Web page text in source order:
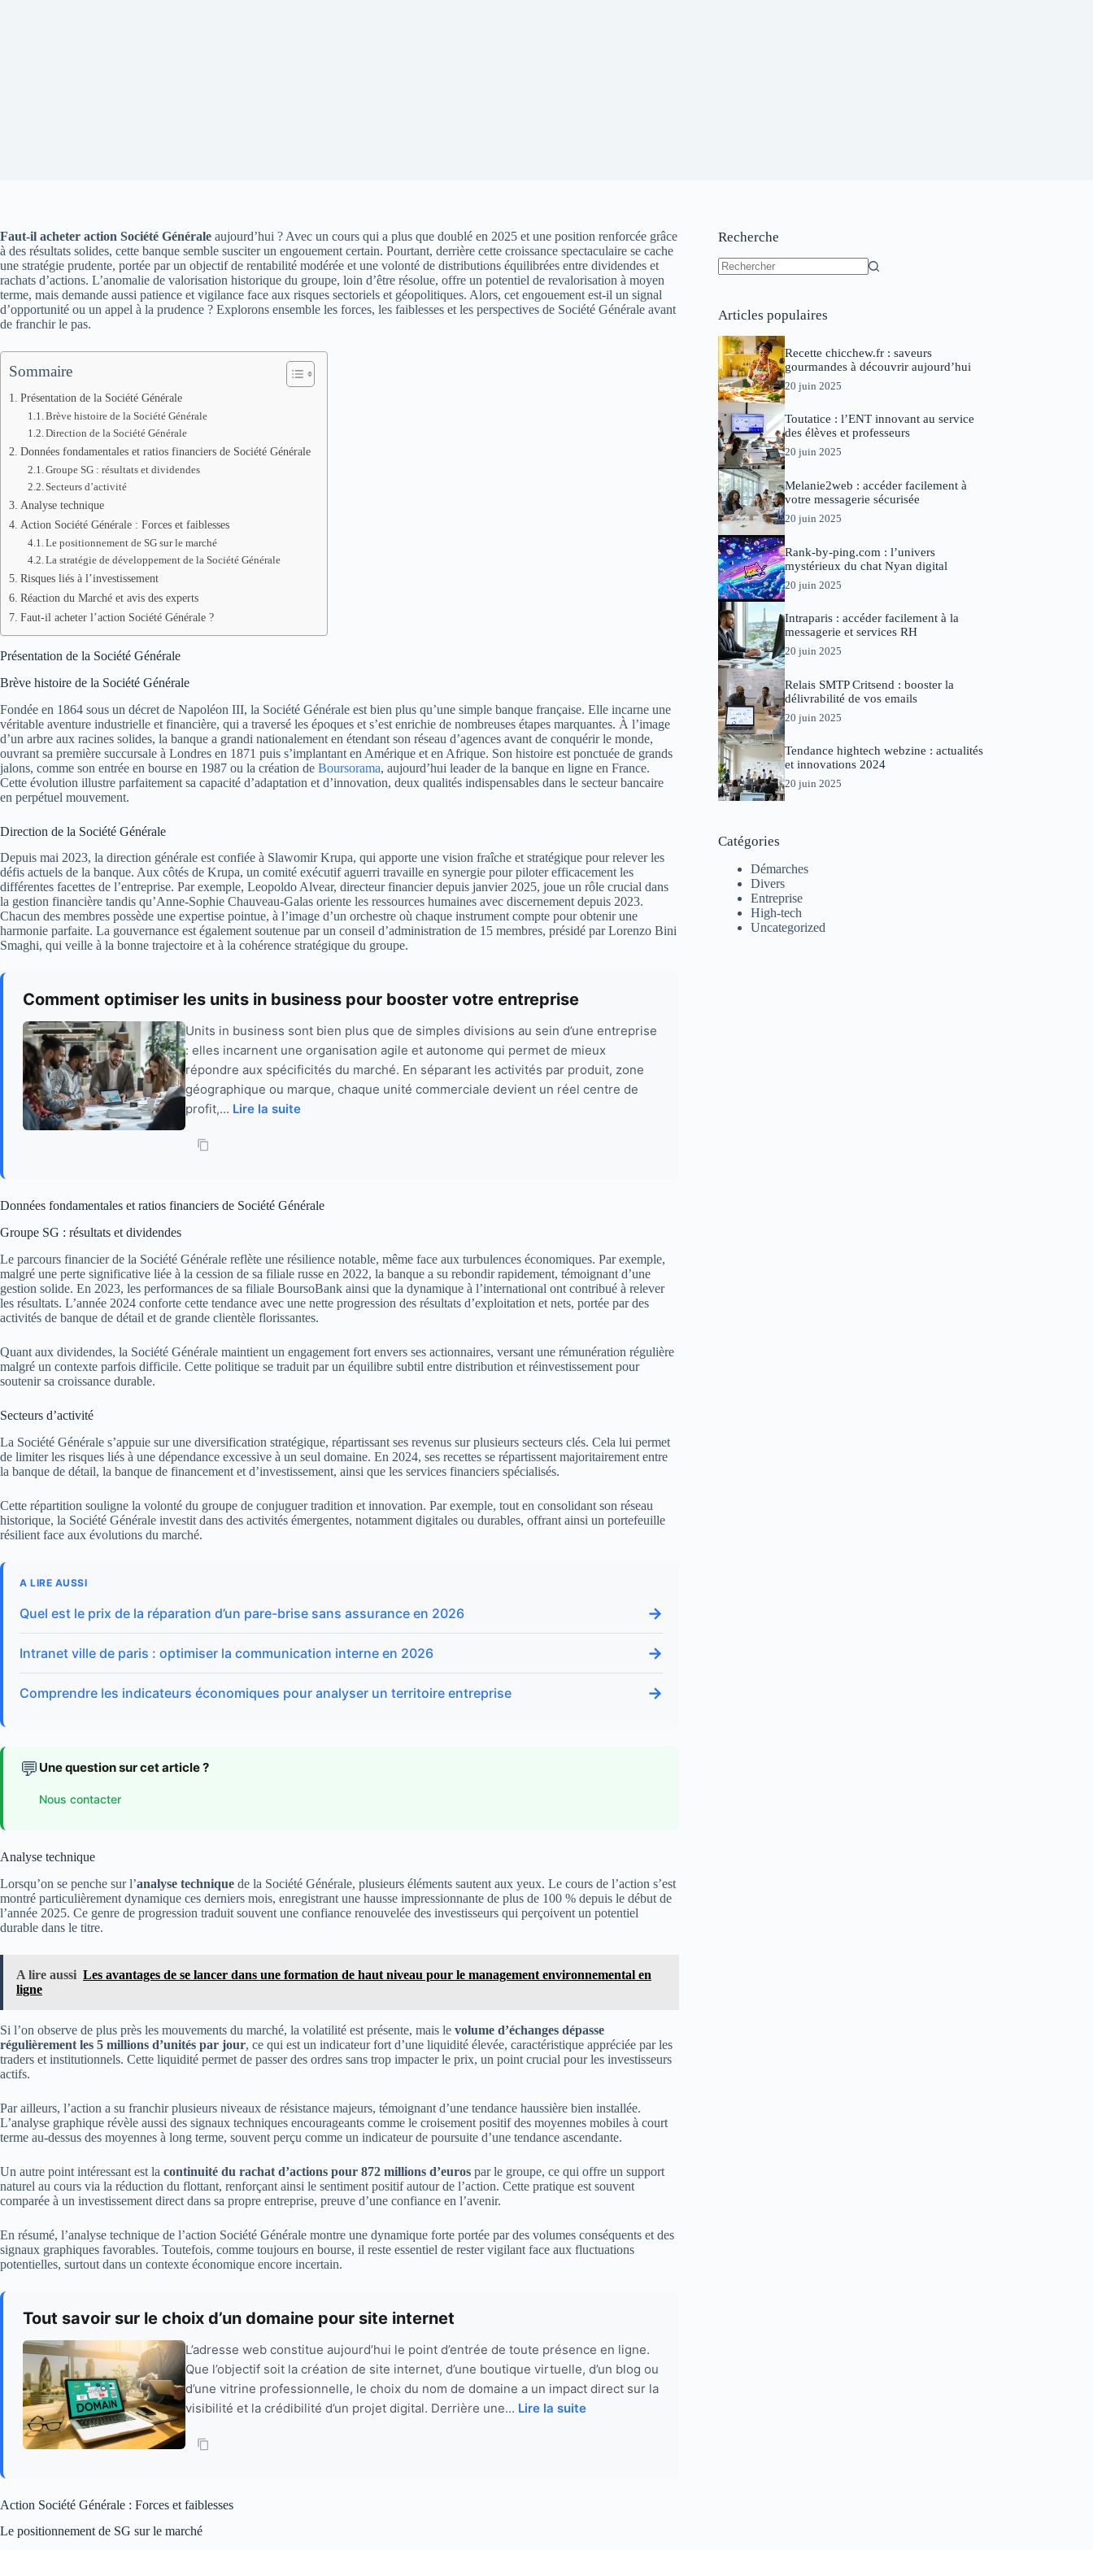
Faut-il acheter action Société Générale aujourd’hui ? Avec un cours qui a plus que doublé en 2025 et une position renforcée grâce
à des résultats solides, cette banque semble susciter un engouement certain. Pourtant, derrière cette croissance spectaculaire se cache
une stratégie prudente, portée par un objectif de rentabilité modérée et une volonté de distributions équilibrées entre dividendes et
rachats d’actions. L’anomalie de valorisation historique du groupe, loin d’être résolue, offre un potentiel de revalorisation à moyen
terme, mais demande aussi patience et vigilance face aux risques sectoriels et géopolitiques. Alors, cet engouement est-il un signal
d’opportunité ou un appel à la prudence ? Explorons ensemble les forces, les faiblesses et les perspectives de Société Générale avant
de franchir le pas.
Sommaire
Présentation de la Société Générale
Brève histoire de la Société Générale
Direction de la Société Générale
Données fondamentales et ratios financiers de Société Générale
Groupe SG : résultats et dividendes
Secteurs d’activité
Analyse technique
Action Société Générale : Forces et faiblesses
Le positionnement de SG sur le marché
La stratégie de développement de la Société Générale
Risques liés à l’investissement
Réaction du Marché et avis des experts
Faut-il acheter l’action Société Générale ?
Présentation de la Société Générale
Brève histoire de la Société Générale
Fondée en 1864 sous un décret de Napoléon III, la Société Générale est bien plus qu’une simple banque française. Elle incarne une
véritable aventure industrielle et financière, qui a traversé les époques et s’est enrichie de nombreuses étapes marquantes. À l’image
d’un arbre aux racines solides, la banque a grandi nationalement en étendant son réseau d’agences avant de conquérir le monde,
ouvrant sa première succursale à Londres en 1871 puis s’implantant en Amérique et en Afrique. Son histoire est ponctuée de grands
jalons, comme son entrée en bourse en 1987 ou la création de Boursorama, aujourd’hui leader de la banque en ligne en France.
Cette évolution illustre parfaitement sa capacité d’adaptation et d’innovation, deux qualités indispensables dans le secteur bancaire
en perpétuel mouvement.
Direction de la Société Générale
Depuis mai 2023, la direction générale est confiée à Slawomir Krupa, qui apporte une vision fraîche et stratégique pour relever les
défis actuels de la banque. Aux côtés de Krupa, un comité exécutif aguerri travaille en synergie pour piloter efficacement les
différentes facettes de l’entreprise. Par exemple, Leopoldo Alvear, directeur financier depuis janvier 2025, joue un rôle crucial dans
la gestion financière tandis qu’Anne-Sophie Chauveau-Galas oriente les ressources humaines avec discernement depuis 2023.
Chacun des membres possède une expertise pointue, à l’image d’un orchestre où chaque instrument compte pour obtenir une
harmonie parfaite. La gouvernance est également soutenue par un conseil d’administration de 15 membres, présidé par Lorenzo Bini
Smaghi, qui veille à la bonne trajectoire et à la cohérence stratégique du groupe.
Comment optimiser les units in business pour booster votre entreprise
Units in business sont bien plus que de simples divisions au sein d’une entreprise
: elles incarnent une organisation agile et autonome qui permet de mieux
répondre aux spécificités du marché. En séparant les activités par produit, zone
géographique ou marque, chaque unité commerciale devient un réel centre de
profit,... Lire la suite
Données fondamentales et ratios financiers de Société Générale
Groupe SG : résultats et dividendes
Le parcours financier de la Société Générale reflète une résilience notable, même face aux turbulences économiques. Par exemple,
malgré une perte significative liée à la cession de sa filiale russe en 2022, la banque a su rebondir rapidement, témoignant d’une
gestion solide. En 2023, les performances de sa filiale BoursoBank ainsi que la dynamique à l’international ont contribué à relever
les résultats. L’année 2024 conforte cette tendance avec une nette progression des résultats d’exploitation et nets, portée par des
activités de banque de détail et de grande clientèle florissantes.
Quant aux dividendes, la Société Générale maintient un engagement fort envers ses actionnaires, versant une rémunération régulière
malgré un contexte parfois difficile. Cette politique se traduit par un équilibre subtil entre distribution et réinvestissement pour
soutenir sa croissance durable.
Secteurs d’activité
La Société Générale s’appuie sur une diversification stratégique, répartissant ses revenus sur plusieurs secteurs clés. Cela lui permet
de limiter les risques liés à une dépendance excessive à un seul domaine. En 2024, ses recettes se répartissent majoritairement entre
la banque de détail, la banque de financement et d’investissement, ainsi que les services financiers spécialisés.
Cette répartition souligne la volonté du groupe de conjuguer tradition et innovation. Par exemple, tout en consolidant son réseau
historique, la Société Générale investit dans des activités émergentes, notamment digitales ou durables, offrant ainsi un portefeuille
résilient face aux évolutions du marché.
A LIRE AUSSI
Quel est le prix de la réparation d’un pare-brise sans assurance en 2026 →
Intranet ville de paris : optimiser la communication interne en 2026 →
Comprendre les indicateurs économiques pour analyser un territoire entreprise →
💬 Une question sur cet article ?
Nous contacter
Analyse technique
Lorsqu’on se penche sur l’analyse technique de la Société Générale, plusieurs éléments sautent aux yeux. Le cours de l’action s’est
montré particulièrement dynamique ces derniers mois, enregistrant une hausse impressionnante de plus de 100 % depuis le début de
l’année 2025. Ce genre de progression traduit souvent une confiance renouvelée des investisseurs qui perçoivent un potentiel
durable dans le titre.
A lire aussi Les avantages de se lancer dans une formation de haut niveau pour le management environnemental en
ligne
Si l’on observe de plus près les mouvements du marché, la volatilité est présente, mais le volume d’échanges dépasse
régulièrement les 5 millions d’unités par jour, ce qui est un indicateur fort d’une liquidité élevée, caractéristique appréciée par les
traders et institutionnels. Cette liquidité permet de passer des ordres sans trop impacter le prix, un point crucial pour les investisseurs
actifs.
Par ailleurs, l’action a su franchir plusieurs niveaux de résistance majeurs, témoignant d’une tendance haussière bien installée.
L’analyse graphique révèle aussi des signaux techniques encourageants comme le croisement positif des moyennes mobiles à court
terme au-dessus des moyennes à long terme, souvent perçu comme un indicateur de poursuite d’une tendance ascendante.
Un autre point intéressant est la continuité du rachat d’actions pour 872 millions d’euros par le groupe, ce qui offre un support
naturel au cours via la réduction du flottant, renforçant ainsi le sentiment positif autour de l’action. Cette pratique est souvent
comparée à un investissement direct dans sa propre entreprise, preuve d’une confiance en l’avenir.
En résumé, l’analyse technique de l’action Société Générale montre une dynamique forte portée par des volumes conséquents et des
signaux graphiques favorables. Toutefois, comme toujours en bourse, il reste essentiel de rester vigilant face aux fluctuations
potentielles, surtout dans un contexte économique encore incertain.
Tout savoir sur le choix d’un domaine pour site internet
L’adresse web constitue aujourd’hui le point d’entrée de toute présence en ligne.
Que l’objectif soit la création de site internet, d’une boutique virtuelle, d’un blog ou
d’une vitrine professionnelle, le choix du nom de domaine a un impact direct sur la
visibilité et la crédibilité d’un projet digital. Derrière une... Lire la suite
Action Société Générale : Forces et faiblesses
Le positionnement de SG sur le marché
Recherche
Articles populaires
Recette chicchew.fr : saveurs
gourmandes à découvrir aujourd’hui
20 juin 2025
Toutatice : l’ENT innovant au service
des élèves et professeurs
20 juin 2025
Melanie2web : accéder facilement à
votre messagerie sécurisée
20 juin 2025
Rank-by-ping.com : l’univers
mystérieux du chat Nyan digital
20 juin 2025
Intraparis : accéder facilement à la
messagerie et services RH
20 juin 2025
Relais SMTP Critsend : booster la
délivrabilité de vos emails
20 juin 2025
Tendance hightech webzine : actualités
et innovations 2024
20 juin 2025
Catégories
Démarches
Divers
Entreprise
High-tech
Uncategorized